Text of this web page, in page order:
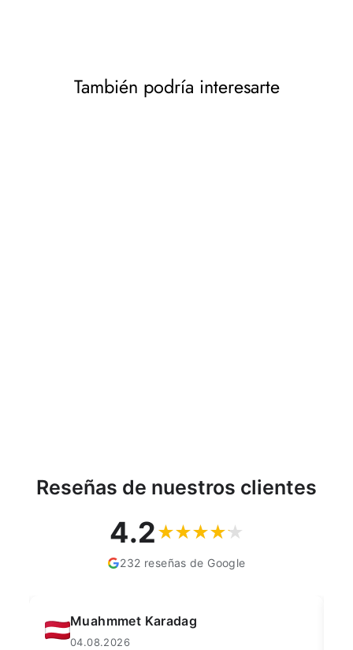
También podría interesarte
Reseñas de nuestros clientes
4.2
232 reseñas de Google
Muahmmet Karadag
04.08.2026